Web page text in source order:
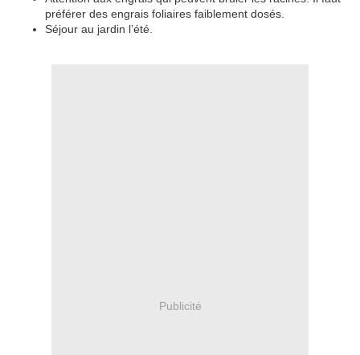
préférer des engrais foliaires faiblement dosés.
Séjour au jardin l’été.
Publicité